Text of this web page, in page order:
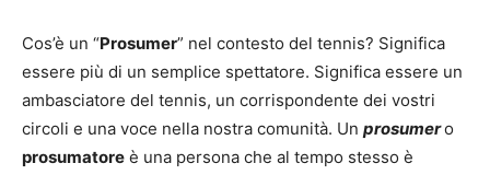
Cos’è un “Prosumer” nel contesto del tennis? Significa
essere più di un semplice spettatore. Significa essere un
ambasciatore del tennis, un corrispondente dei vostri
circoli e una voce nella nostra comunità. Un prosumero
prosumatore è una persona che al tempo stesso è